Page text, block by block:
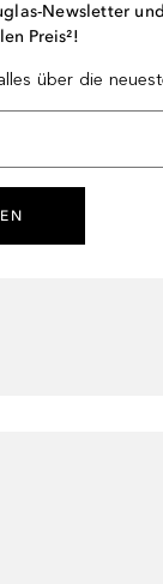
Newsletter
Preis²!
über die